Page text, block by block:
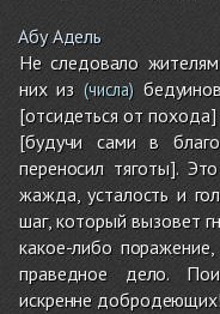
Абу Адель
Не следовало
них из (числа)
[отсидеться от
[будучи сами в
переносил тяготы].
жажда, усталость и
шаг, который вызовет
какое-либо
праведное дело.
искренне